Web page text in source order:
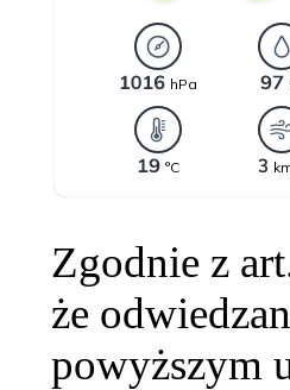
Zgodnie z
że
powyższym